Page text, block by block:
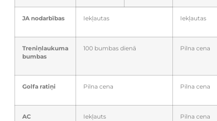
JA nodarbības Iekļautas Iekļautas
Treniņlaukuma
bumbas
100 bumbas dienā Pilna cena
Golfa ratiņi Pilna cena Pilna cena
AC Iekļauts Pilna cena